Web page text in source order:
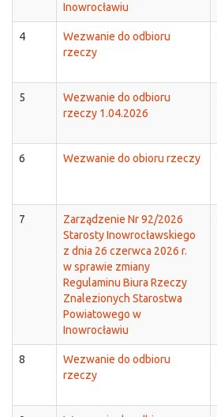
Inowrocławiu
4
Wezwanie do odbioru
rzeczy
5
Wezwanie do odbioru
rzeczy 1.04.2026
6 Wezwanie do obioru rzeczy
7
Zarządzenie Nr 92/2026
Starosty Inowrocławskiego
z dnia 26 czerwca 2026 r.
w sprawie zmiany
Regulaminu Biura Rzeczy
Znalezionych Starostwa
Powiatowego w
Inowrocławiu
8
Wezwanie do odbioru
rzeczy